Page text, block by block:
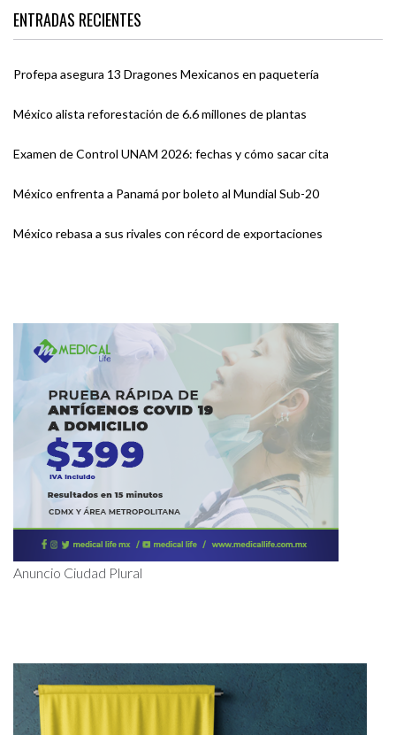
ENTRADAS RECIENTES
Profepa asegura 13 Dragones Mexicanos en paquetería
México alista reforestación de 6.6 millones de plantas
Examen de Control UNAM 2026: fechas y cómo sacar cita
México enfrenta a Panamá por boleto al Mundial Sub-20
México rebasa a sus rivales con récord de exportaciones
Anuncio Ciudad Plural